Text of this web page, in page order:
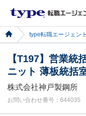
type転職エージェン
【T197】営業統
ニット 薄板統括
株式会社神戸製鋼所
お問い合わせ番号：644035